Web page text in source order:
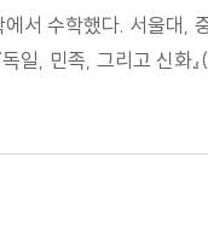
서 수학했다. 서울대,
일, 민족, 그리고 신화